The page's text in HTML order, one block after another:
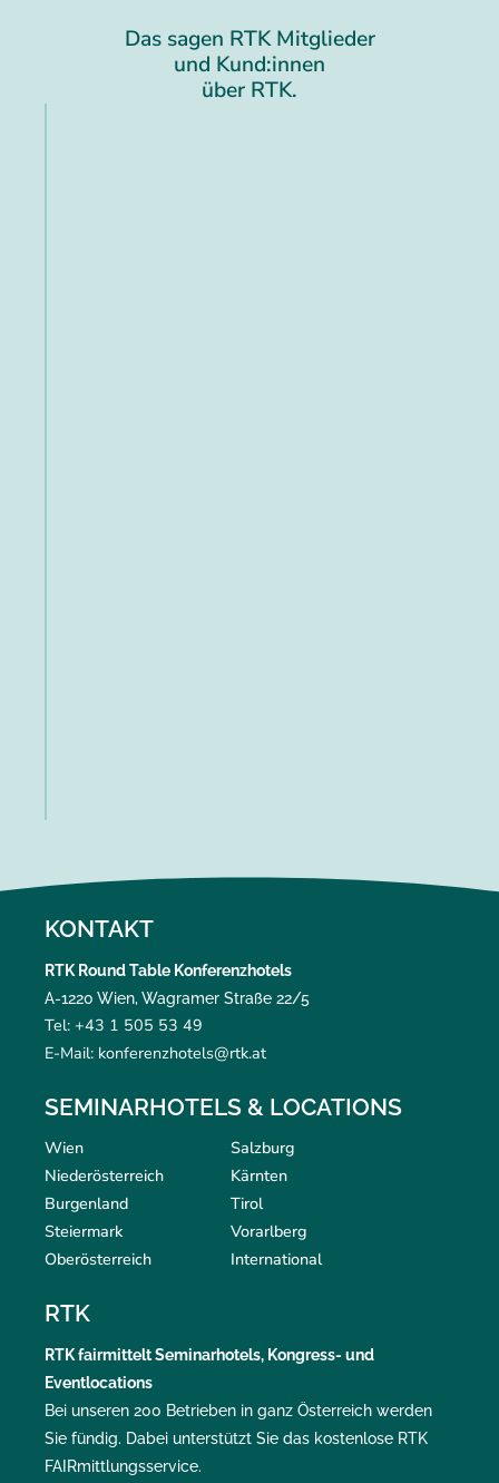
Das sagen RTK Mitglieder
und Kund:innen
über RTK.
KONTAKT
RTK Round Table Konferenzhotels
A-1220 Wien, Wagramer Straße 22/5
Tel: +43 1 505 53 49
E-Mail: konferenzhotels@rtk.at
SEMINARHOTELS & LOCATIONS
Wien
Niederösterreich
Burgenland
Steiermark
Oberösterreich
Salzburg
Kärnten
Tirol
Vorarlberg
International
RTK
RTKfairmitteltSeminarhotels, Kongress- und
Eventlocations
Bei unseren 200 Betrieben in ganz Österreich werden
Sie fündig. Dabei unterstützt Sie das kostenlose RTK
FAIRmittlungsservice.